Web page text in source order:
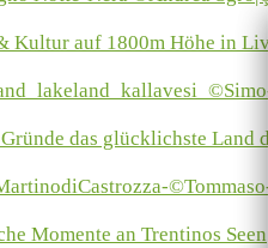
Kultur auf 1800m Höhe in
das glücklichste Land
Momente an Trentinos Seen